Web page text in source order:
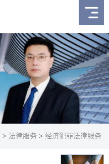
> 法律服务 > 经济犯罪法律服务